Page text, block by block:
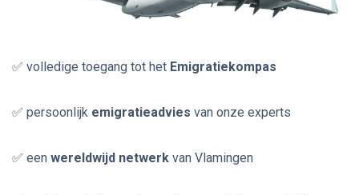
✅ volledige toegang tot het Emigratiekompas
✅ persoonlijk emigratieadvies van onze experts
✅ een wereldwijd netwerk van Vlamingen